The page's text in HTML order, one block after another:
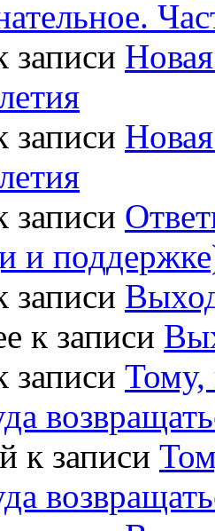
записи
записи
записи
и
записи
к записи
записи Тому,
к записи